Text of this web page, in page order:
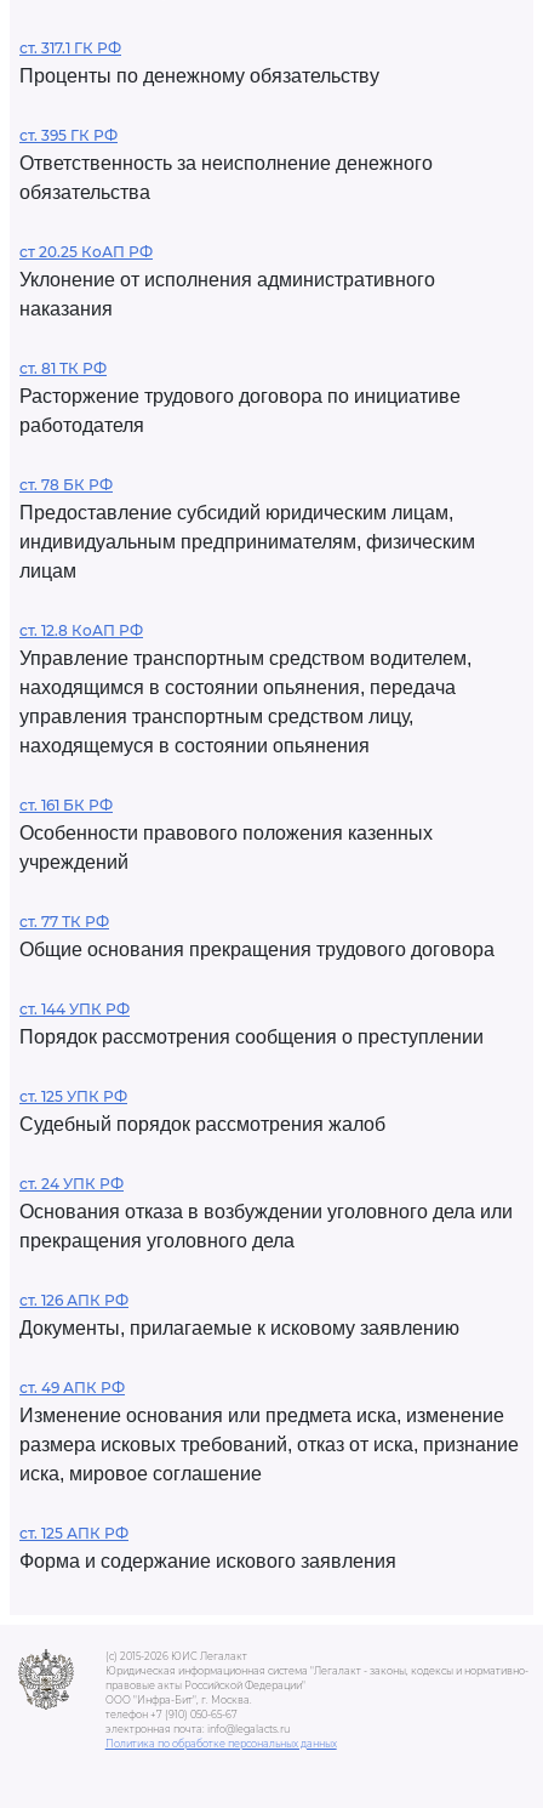
ст. 317.1 ГК РФ
Проценты по денежному обязательству
ст. 395 ГК РФ
Ответственность за неисполнение денежного
обязательства
ст 20.25 КоАП РФ
Уклонение от исполнения административного
наказания
ст. 81 ТК РФ
Расторжение трудового договора по инициативе
работодателя
ст. 78 БК РФ
Предоставление субсидий юридическим лицам,
индивидуальным предпринимателям, физическим
лицам
ст. 12.8 КоАП РФ
Управление транспортным средством водителем,
находящимся в состоянии опьянения, передача
управления транспортным средством лицу,
находящемуся в состоянии опьянения
ст. 161 БК РФ
Особенности правового положения казенных
учреждений
ст. 77 ТК РФ
Общие основания прекращения трудового договора
ст. 144 УПК РФ
Порядок рассмотрения сообщения о преступлении
ст. 125 УПК РФ
Судебный порядок рассмотрения жалоб
ст. 24 УПК РФ
Основания отказа в возбуждении уголовного дела или
прекращения уголовного дела
ст. 126 АПК РФ
Документы, прилагаемые к исковому заявлению
ст. 49 АПК РФ
Изменение основания или предмета иска, изменение
размера исковых требований, отказ от иска, признание
иска, мировое соглашение
ст. 125 АПК РФ
Форма и содержание искового заявления
(c) 2015-2026 ЮИС Легалакт
Юридическая информационная система "Легалакт - законы, кодексы и нормативно-
правовые акты Российской Федерации"
ООО "Инфра-Бит", г. Москва.
телефон +7 (910) 050-65-67
электронная почта: info@legalacts.ru
Политика по обработке персональных данных